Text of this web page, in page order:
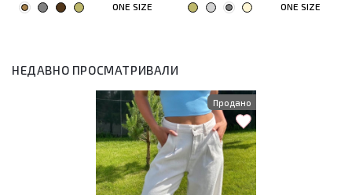
ONE SIZE ONE SIZE
НЕДАВНО ПРОСМАТРИВАЛИ
Продано